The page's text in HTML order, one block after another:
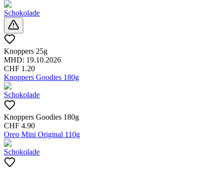
Schokolade
Knoppers 25g
MHD: 19.10.2026
CHF 1.20
Knoppers Goodies 180g
Schokolade
Knoppers Goodies 180g
CHF 4.90
Oreo Mini Original 110g
Schokolade